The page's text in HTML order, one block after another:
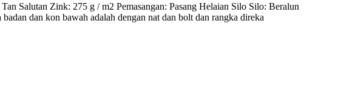
Salutan Zink: 275 g / m2 Pemasangan: Pasang Helaian Silo Silo: Beralun
dan kon bawah adalah dengan nat dan bolt dan rangka direka